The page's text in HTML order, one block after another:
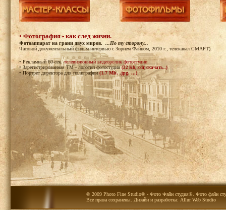
•Фотография - как след жизни.
Фотоаппарат на грани двух миров. ...По ту сторону...
Часовой документальный фильм-интервью с Зорием Файном, 2010 г., телеканал СМАРТ).
• Рекламный 60-сек.телевизионный видеоролик фотостудии
• Зарегистрированная ТМ - логотип фотостудии(22 Kb, .cdr, скачать...)
• Портрет директора для полиграфии(1,7 Mb, .jpg, ...)
© 2009 Photo Fine Studio® - Фото Файн студия®. Фото файн
Все права сохранены. Дизайн и разработка: Allur Web Studio